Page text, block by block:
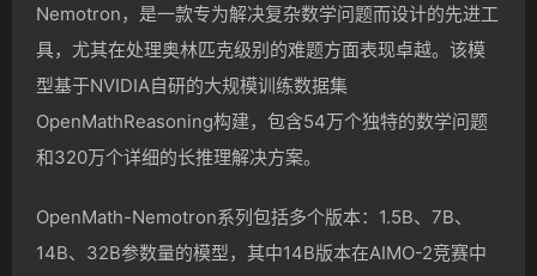
Nemotron，是一款专为解决复杂数学问题而设计的先进工
具，尤其在处理奥林匹克级别的难题方面表现卓越。该模
型基于NVIDIA自研的大规模训练数据集
OpenMathReasoning构建，包含54万个独特的数学问题
和320万个详细的长推理解决方案。
OpenMath-Nemotron系列包括多个版本：1.5B、7B、
14B、32B参数量的模型，其中14B版本在AIMO-2竞赛中